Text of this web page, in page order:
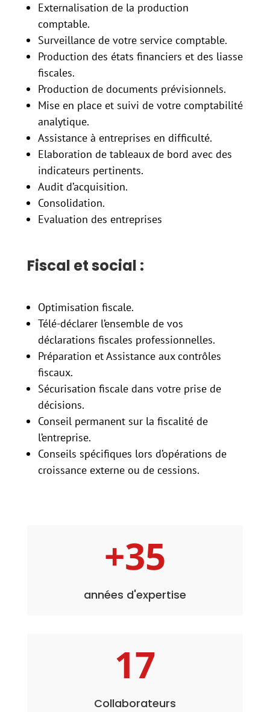
Externalisation de la production
comptable.
Surveillance de votre service comptable.
Production des états financiers et des liasse
fiscales.
Production de documents prévisionnels.
Mise en place et suivi de votre comptabilité
analytique.
Assistance à entreprises en difficulté.
Elaboration de tableaux de bord avec des
indicateurs pertinents.
Audit d’acquisition.
Consolidation.
Evaluation des entreprises
Fiscal et social :
Optimisation fiscale.
Télé-déclarer l’ensemble de vos
déclarations fiscales professionnelles.
Préparation et Assistance aux contrôles
fiscaux.
Sécurisation fiscale dans votre prise de
décisions.
Conseil permanent sur la fiscalité de
l’entreprise.
Conseils spécifiques lors d’opérations de
croissance externe ou de cessions.
+35
années d'expertise
17
Collaborateurs